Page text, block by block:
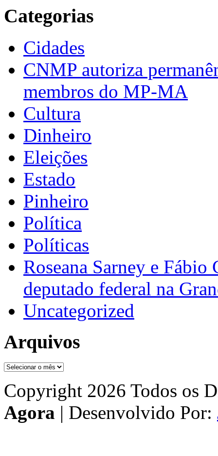
Categorias
Cidades
CNMP autoriza
membros do MP-MA
Cultura
Dinheiro
Eleições
Estado
Pinheiro
Política
Políticas
Roseana Sarney e
deputado federal na
Uncategorized
Arquivos
Arquivos
Copyright 2026 Todos os
Agora | Desenvolvido Por: